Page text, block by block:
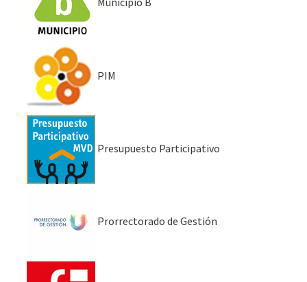
PIM
Presupuesto Participativo
Prorrectorado de Gestión